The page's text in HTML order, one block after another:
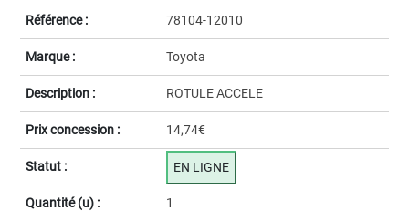
Référence : 78104-12010
Marque : Toyota
Description : ROTULE ACCELE
Prix concession : 14,74€
Statut : EN LIGNE
Quantité (u) : 1